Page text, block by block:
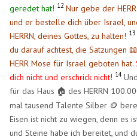
geredet hat! 12 Nur gebe der
und er bestelle dich über Israel,
HERRN, deines Gottes, zu halten! 13
du darauf achtest, die Satzungen
HERR Mose für Israel geboten hat.
dich nicht und erschrick nicht! 14
für das Haus 🏠 ​des HERRN
mal tausend Talente Silber 🪙
Eisen ist nicht zu wiegen, denn es
und Steine habe ich bereitet, und